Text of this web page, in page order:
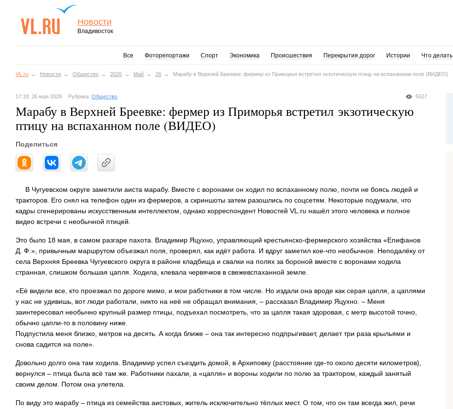
Новости
Владивосток
Все Фоторепортажи Спорт Экономика Происшествия Перекрытия дорог Истории Что делать
VL.ru Новости Общество 2026 Май 26 Марабу в Верхней Бреевке: фермер из Приморья встретил экзотическую птицу на вспаханном поле (ВИДЕО)
5527
17:18, 26 мая 2026 Рубрика: Общество
Марабу в Верхней Бреевке: фермер из Приморья встретил экзотическую
птицу на вспаханном поле (ВИДЕО)
Поделиться
В Чугуевском округе заметили аиста марабу. Вместе с воронами он ходил по вспаханному полю, почти не боясь людей и
тракторов. Его снял на телефон один из фермеров, а скриншоты затем разошлись по соцсетям. Некоторые подумали, что
кадры сгенерированы искусственным интеллектом, однако корреспондент Новостей VL.ru нашёл этого человека и полное
видео встречи с необычной птицей.
Это было 18 мая, в самом разгаре пахота. Владимир Яцухно, управляющий крестьянско-фермерского хозяйства «Епифанов
Д. Ф.», привычным маршрутом объезжал поля, проверял, как идёт работа. И вдруг заметил кое-что необычное. Неподалёку от
села Верхняя Бреевка Чугуевского округа в районе кладбища и свалки на полях за бороной вместе с воронами ходила
странная, слишком большая цапля. Ходила, клевала червячков в свежевспаханной земле.
«Её видели все, кто проезжал по дороге мимо, и мои работники в том числе. Но издали она вроде как серая цапля, а цаплями
у нас не удивишь, вот люди работали, никто на неё не обращал внимания, – рассказал Владимир Яцухно. – Меня
заинтересовал необычно крупный размер птицы, подъехал посмотреть, что за цапля такая здоровая, с метр высотой точно,
обычно цапли-то в половину ниже.
Подпустила меня близко, метров на десять. А когда ближе – она так интересно подпрыгивает, делает три раза крыльями и
снова садится на поле».
Довольно долго она там ходила. Владимир успел съездить домой, в Архиповку (расстояние где-то около десяти километров),
вернулся – птица была всё там же. Работники пахали, а «цапля» и вороны ходили по полю за трактором, каждый занятый
своим делом. Потом она улетела.
По виду это марабу – птица из семейства аистовых, житель исключительно тёплых мест. О том, что он там всегда жил, речи